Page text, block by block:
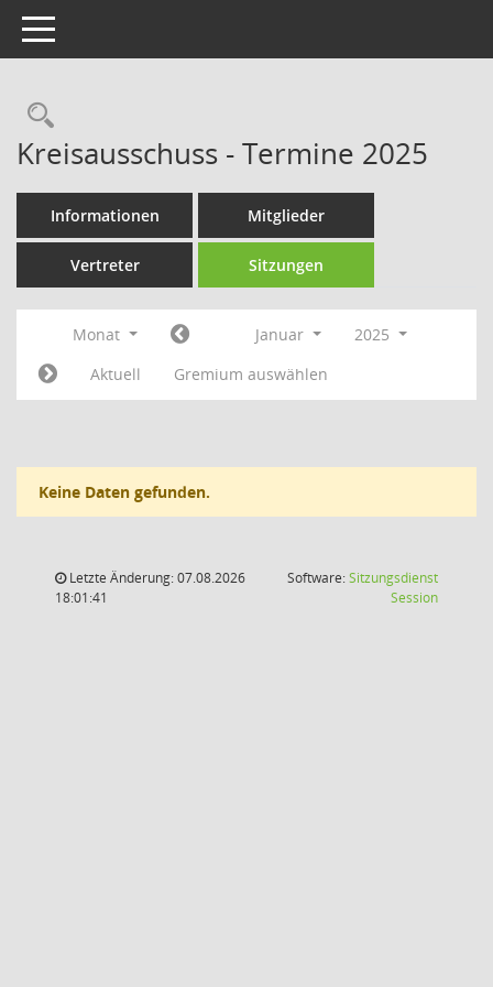
Toggle navigation
Rechercheauswahl
Kreisausschuss - Termine 2025
Informationen Mitglieder
Vertreter Sitzungen
Monat Januar
2025
Aktuell
Gremium auswählen
Keine Daten gefunden.
Letzte Änderung: 07.08.2026
18:01:41
Software:Sitzungsdienst
Session(Wird in